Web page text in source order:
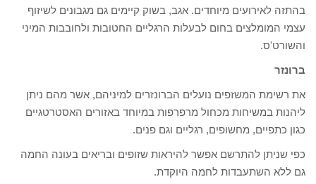
בהתזה לאירועים מיוחדים. אגב, בשוק קיימים גם מגבונים לשיזוף
עצמי המומלצים בחום לבעלות הרגליים החטובות ולחובבות המיני
והשורט'ס.
ברונזר
את רשימת המשזפים נועלים הברונזרים למיניהם, אשר מהם ניתן
ליהנות במשיחות מכחול מרפרפות במיוחד באזורים האסטרטגיים
כגון כתפיים, מחשופים, רגליים וגם פנים.
כפי שניתן להתרשם אפשר להיראות שזופים ובריאים בעונה החמה
גם ללא השתעבדות לחמה היוקדת.